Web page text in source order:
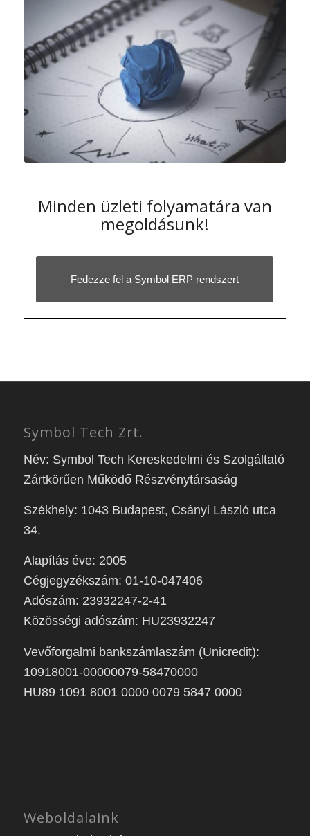
Minden üzleti folyamatára van
megoldásunk!
Fedezze fel a Symbol ERP rendszert
Symbol Tech Zrt.
Név: Symbol Tech Kereskedelmi és Szolgáltató
Zártkörűen Működő Részvénytársaság
Székhely: 1043 Budapest, Csányi László utca
34.
Alapítás éve: 2005
Cégjegyzékszám: 01-10-047406
Adószám: 23932247-2-41
Közösségi adószám: HU23932247
Vevőforgalmi bankszámlaszám (Unicredit):
10918001-00000079-58470000
HU89 1091 8001 0000 0079 5847 0000
Weboldalaink